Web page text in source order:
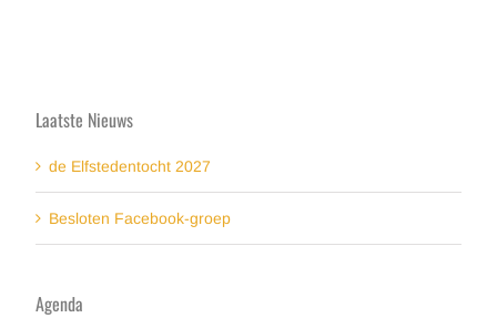
Laatste Nieuws
de Elfstedentocht 2027
Besloten Facebook-groep
Agenda